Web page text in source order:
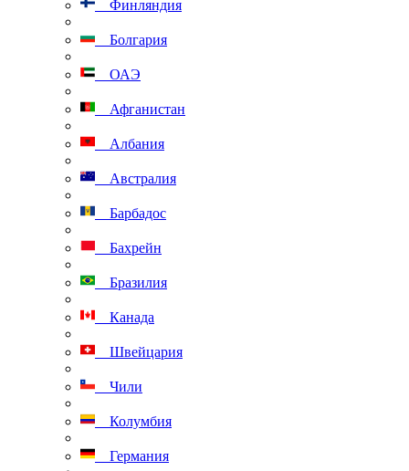
Финляндия
Болгария
ОАЭ
Афганистан
Албания
Австралия
Барбадос
Бахрейн
Бразилия
Канада
Швейцария
Чили
Колумбия
Германия